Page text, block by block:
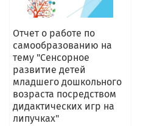
Отчет о работе по
самообразованию на
тему "Сенсорное
развитие детей
младшего дошкольного
возраста посредством
дидактических игр на
липучках"